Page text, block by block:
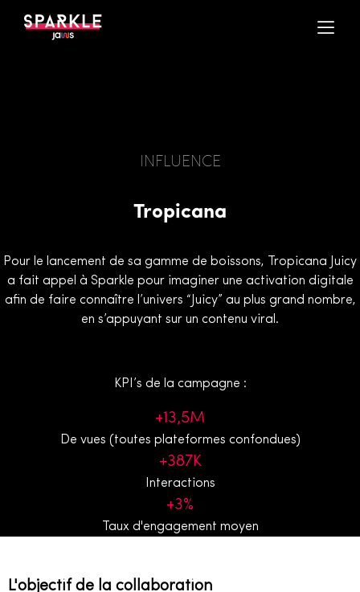
INFLUENCE
Tropicana
Pour le lancement de sa gamme de boissons, Tropicana Juicy
a fait appel à Sparkle pour imaginer une activation digitale
afin de faire connaître l’univers “Juicy” au plus grand nombre,
en s’appuyant sur un contenu viral.
KPI’s de la campagne :
+13,5M
De vues (toutes plateformes confondues)
+387K
Interactions
+3%
Taux d'engagement moyen
L'objectif de la collaboration